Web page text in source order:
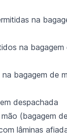
na
na
bagagem de
despachada
(bagagem
lâminas